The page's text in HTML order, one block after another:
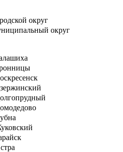
округ
округ